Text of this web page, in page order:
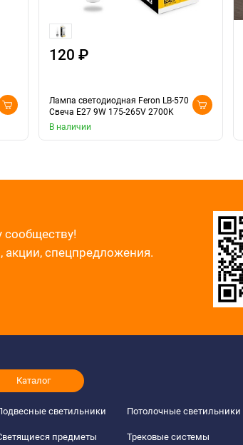
120 ₽
Лампа светодиодная Feron LB-570
Свеча E27 9W 175-265V 2700K
В наличии
сообществу!
акции, спецпредложения.
Каталог
светильники
предметы
Потолочные светильники
Трековые системы